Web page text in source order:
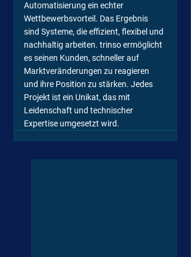
Automatisierung ein echter
Wettbewerbsvorteil. Das Ergebnis
sind Systeme, die effizient, flexibel und
nachhaltig arbeiten. trinso ermöglicht
es seinen Kunden, schneller auf
Marktveränderungen zu reagieren
und ihre Position zu stärken. Jedes
Projekt ist ein Unikat, das mit
Leidenschaft und technischer
Expertise umgesetzt wird.